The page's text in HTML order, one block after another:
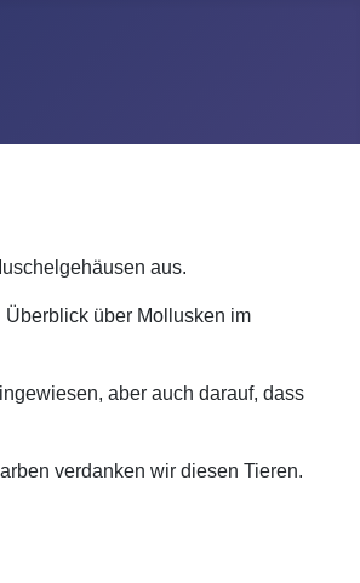
aus.
über Mollusken im
aber auch darauf, dass
verdanken wir diesen Tieren.